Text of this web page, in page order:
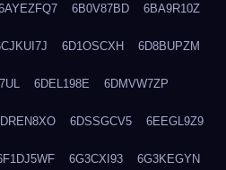
6B0V87BD 6BA9R10Z
6D1OSCXH 6D8BUPZM
6DEL198E 6DMVW7ZP
6DSSGCV5 6EEGL9Z9
6G3CXI93 6G3KEGYN